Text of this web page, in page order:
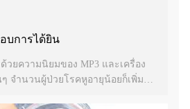
บการได้ยิน
วยความนิยมของ MP3 และเครื่อง
จำนวนผู้ป่วยโรคหูอายุน้อยก็เพิ่มขึ้น